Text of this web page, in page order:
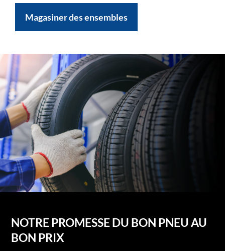
Magasiner des ensembles
NOTRE PROMESSE DU BON PNEU AU
BON PRIX